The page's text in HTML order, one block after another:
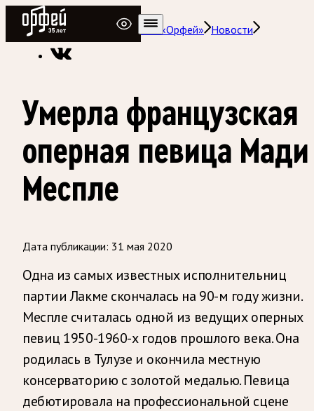
Радио Орфей
Радио классической музыки «Орфей» Новости
Умерла французская
оперная певица Мади
Меспле
Дата публикации: 31 мая 2020
Одна из самых известных исполнительниц
партии Лакме скончалась на 90-м году жизни.
Меспле считалась одной из ведущих оперных
певиц 1950-1960-х годов прошлого века. Она
родилась в Тулузе и окончила местную
консерваторию с золотой медалью. Певица
дебютировала на профессиональной сцене